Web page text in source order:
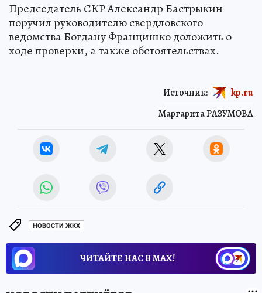
Председатель СКР Александр Бастрыкин
поручил руководителю свердловского
ведомства Богдану Францишко доложить о
ходе проверки, а также обстоятельствах.
Маргарита РАЗУМОВА
Источник: kp.ru
НОВОСТИ ЖКХ
ЧИТАЙТЕ НАС В МАХ!